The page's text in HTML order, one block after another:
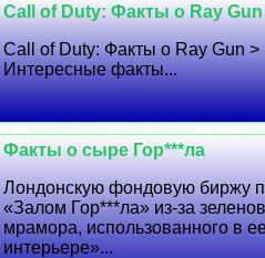
Call of Duty: Факты о Ray Gun
Call of Duty: Факты о Ray Gun >
Интересные факты...
Факты о сыре Гор***ла
Лондонскую фондовую биржу
«Залом Гор***ла» из-за
мрамора, использованного в
интерьере»...